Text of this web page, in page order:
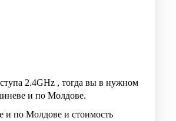
2.4GHz , тогда вы в нужном
и по Молдове.
и по Молдове и стоимость